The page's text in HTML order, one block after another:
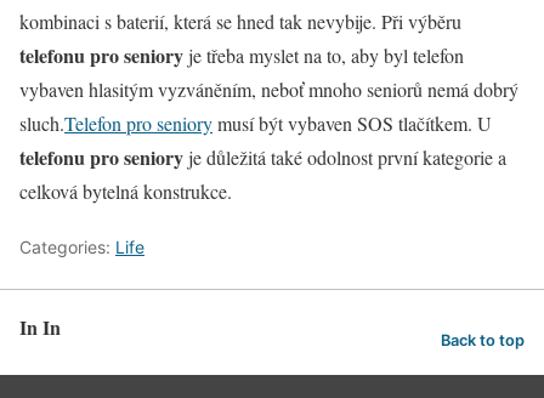
kombinaci s baterií, která se hned tak nevybije. Při výběru
telefonu pro senioryje třeba myslet na to, aby byl telefon
vybaven hlasitým vyzváněním, neboť mnoho seniorů nemá dobrý
sluch.Telefon pro seniorymusí být vybaven SOS tlačítkem. U
telefonu pro senioryje důležitá také odolnost první kategorie a
celková bytelná konstrukce.
Categories: Life
In In Back to top